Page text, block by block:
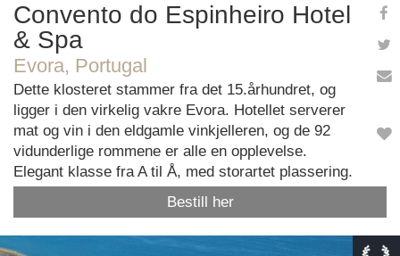
Convento do Espinheiro Hotel
& Spa
Evora, Portugal
Dette klosteret stammer fra det 15.århundret, og
ligger i den virkelig vakre Evora. Hotellet serverer
mat og vin i den eldgamle vinkjelleren, og de 92
vidunderlige rommene er alle en opplevelse.
Elegant klasse fra A til Å, med storartet plassering.
Bestill her